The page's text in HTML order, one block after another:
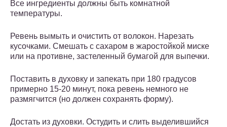
Все ингредиенты должны быть комнатной
температуры.
Ревень вымыть и очистить от волокон. Нарезать
кусочками. Смешать с сахаром в жаростойкой миске
или на противне, застеленный бумагой для выпечки.
Поставить в духовку и запекать при 180 градусов
примерно 15-20 минут, пока ревень немного не
размягчится (но должен сохранять форму).
Достать из духовки. Остудить и слить выделившийся